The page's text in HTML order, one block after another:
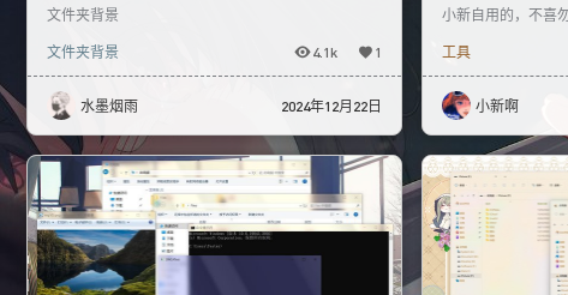
文件夹背景
文件夹背景 4.1k 1
水墨烟雨 2024年12月22日
小新自用的，不喜
工具
小新啊